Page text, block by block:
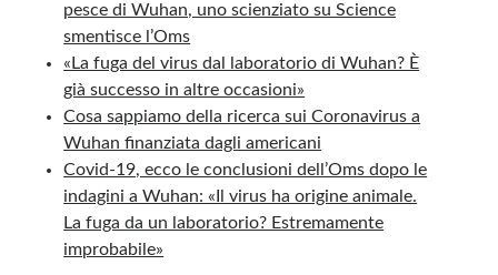
pesce di Wuhan, uno scienziato su Science
smentisce l’Oms
«La fuga del virus dal laboratorio di Wuhan? È
già successo in altre occasioni»
Cosa sappiamo della ricerca sui Coronavirus a
Wuhan finanziata dagli americani
Covid-19, ecco le conclusioni dell’Oms dopo le
indagini a Wuhan: «Il virus ha origine animale.
La fuga da un laboratorio? Estremamente
improbabile»